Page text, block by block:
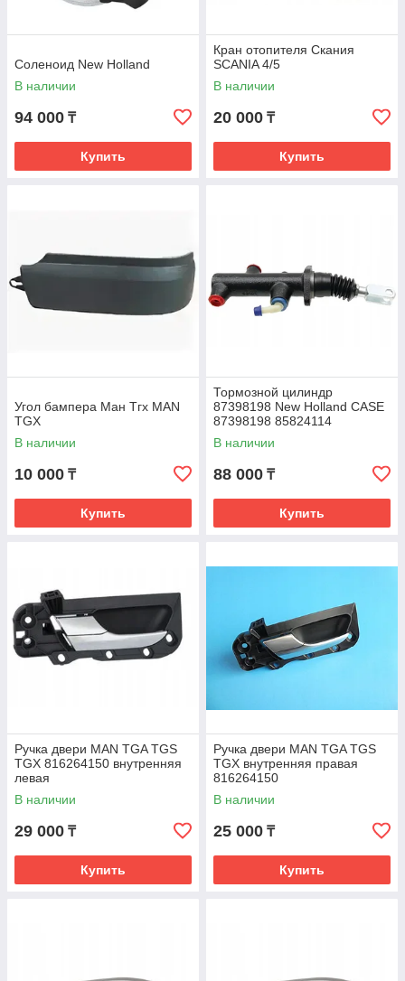
Соленоид New Holland
В наличии
94 000 ₸
Купить
Кран отопителя Скания
SCANIA 4/5
В наличии
20 000 ₸
Купить
Угол бампера Ман Тгх MAN
TGX
В наличии
10 000 ₸
Купить
Тормозной цилиндр
87398198 New Holland CASE
87398198 85824114
84535046 47129420
47132767 87748264
В наличии
88 000 ₸
Купить
Ручка двери MAN TGA TGS
TGX 816264150 внутренняя
левая
В наличии
29 000 ₸
Купить
Ручка двери MAN TGA TGS
TGX внутренняя правая
816264150
В наличии
25 000 ₸
Купить